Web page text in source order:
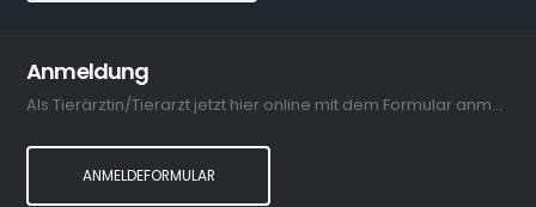
Anmeldung
Als Tierärztin/Tierarzt jetzt hier online mit dem Formular anmelden.
ANMELDEFORMULAR